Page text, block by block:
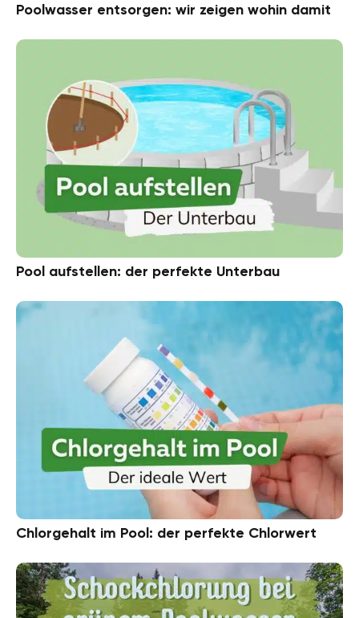
Poolwasser entsorgen: wir zeigen wohin damit
Pool aufstellen: der perfekte Unterbau
Chlorgehalt im Pool: der perfekte Chlorwert